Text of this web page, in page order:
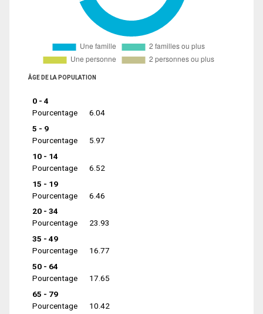
ÂGE DE LA POPULATION
0 - 4
Pourcentage
6.04
5 - 9
Pourcentage
5.97
10 - 14
Pourcentage
6.52
15 - 19
Pourcentage
6.46
20 - 34
Pourcentage
23.93
35 - 49
Pourcentage
16.77
50 - 64
Pourcentage
17.65
65 - 79
Pourcentage
10.42